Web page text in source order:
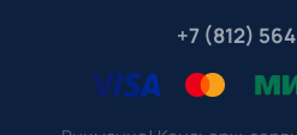
+7 (812)